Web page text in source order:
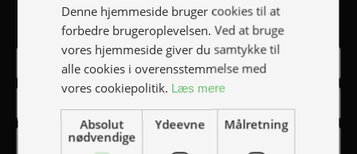
produkter, tilbud, events, udstillinger mm.
Denne hjemmeside bruger cookies til at
forbedre brugeroplevelsen. Ved at bruge
vores hjemmeside giver du samtykke til
alle cookies i overensstemmelse med
vores cookiepolitik. Læs mere
Absolut
nødvendige
Ydeevne Målretning